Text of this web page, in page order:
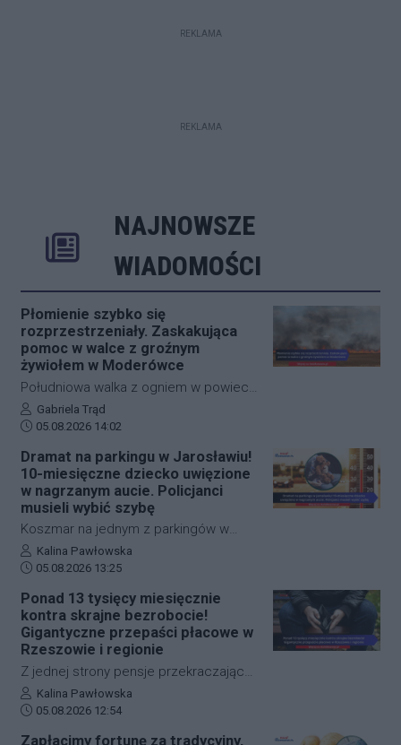
REKLAMA
REKLAMA
NAJNOWSZE
WIADOMOŚCI
Płomienie szybko się
rozprzestrzeniały. Zaskakująca
pomoc w walce z groźnym
żywiołem w Moderówce
Południowa walka z ogniem w powiecie
krośnieńskim wymagała
natychmiastowej interwencji służb
Moderówka doszło do rozległego
pożaru ścierniska, który ze względu na
panujące warunki zaczął się
gwałtownie rozprzestrzeniać. W akcji
gaśniczej wzięło udział aż siedem
zastępów straży pożarnej, a
okazał się manewr wykonany przez
jednego z miejscowych rolników.
Autor artykułu:
Gabriela Trąd
Data dodania artykułu:
05.08.2026 14:02
Dramat na parkingu w Jarosławiu!
10-miesięczne dziecko uwięzione
w nagrzanym aucie. Policjanci
musieli wybić szybę
Koszmar na jednym z parkingów w
Jarosławiu. Młoda matka przypadkowo
zatrzasnęła kluczyki w samochodzie, w
miesięczne dziecko. Wskutek upału
temperatura w pojeździe rosła z minuty
na minutę. Wezwani na miejsce
policjanci użyli siły i bezpiecznie
wydostali malucha ze śmiertelnej
pułapki.
Autor artykułu:
Kalina Pawłowska
Data dodania artykułu:
05.08.2026 13:25
Ponad 13 tysięcy miesięcznie
kontra skrajne bezrobocie!
Gigantyczne przepaści płacowe w
Rzeszowie i regionie
Z jednej strony pensje przekraczające
13 tysięcy złotych brutto i sektory,
które rekrutują na potęgę. Z drugiej –
najniższe zarobki ledwo
Autor artykułu:
Kalina Pawłowska
Data dodania artykułu:
05.08.2026 12:54
Zapłacimy fortunę za tradycyjny,